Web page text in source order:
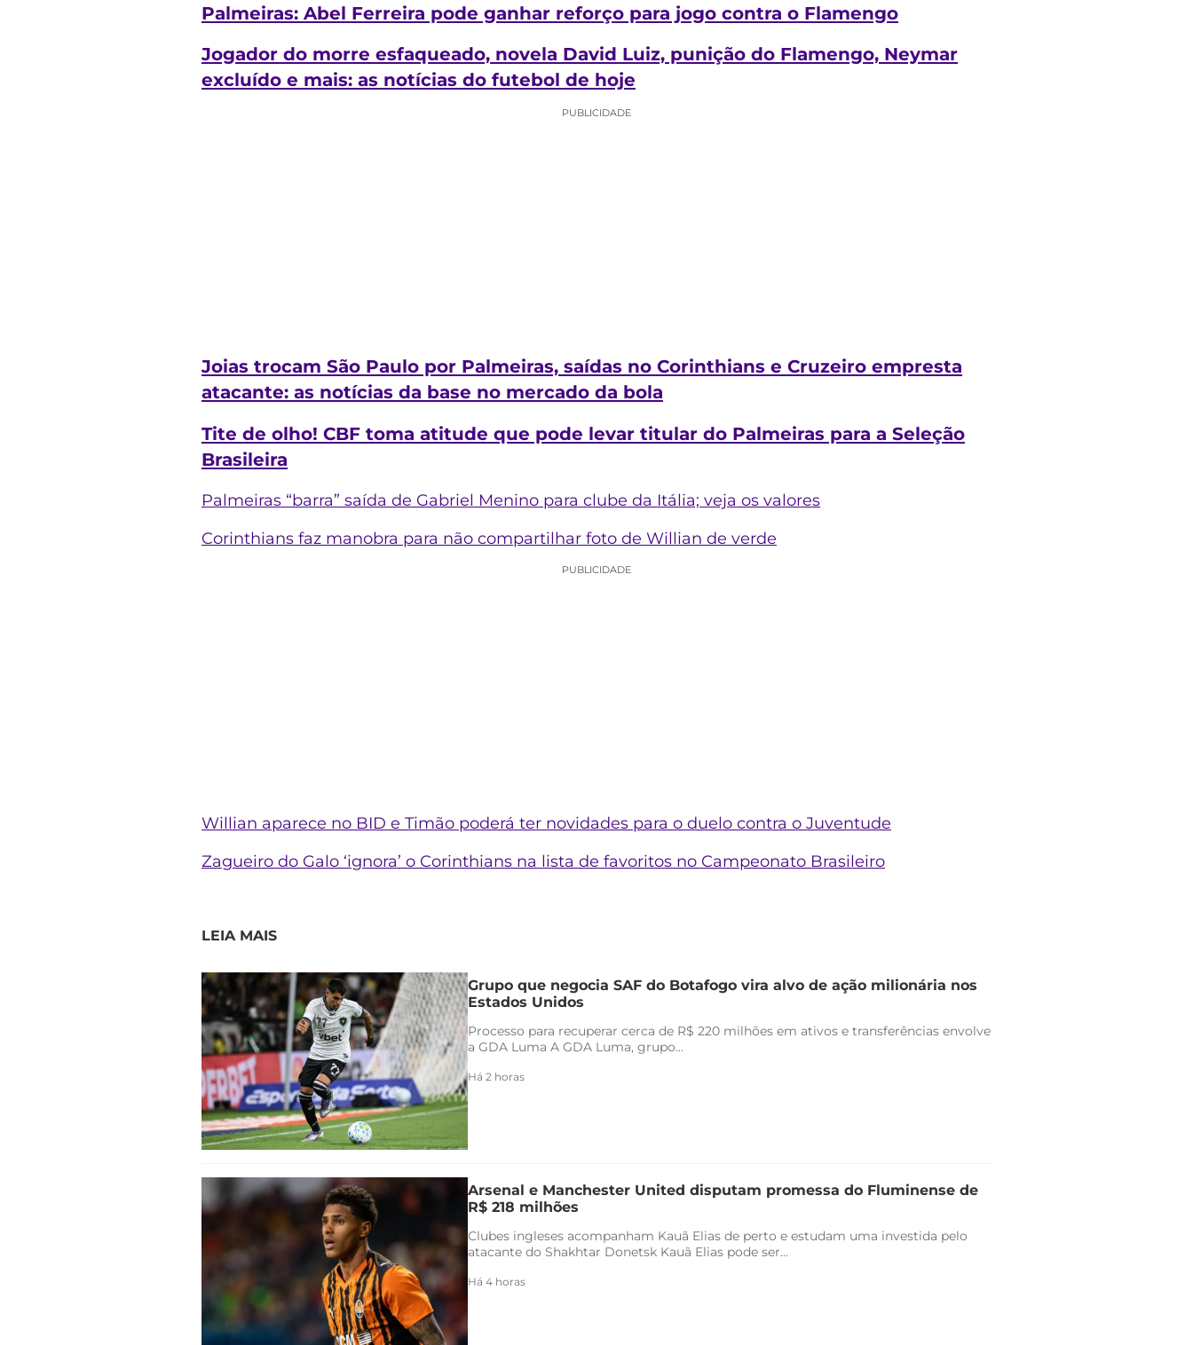
Palmeiras: Abel Ferreira pode ganhar reforço para jogo contra o Flamengo
Jogador do morre esfaqueado, novela David Luiz, punição do Flamengo, Neymar
excluído e mais: as notícias do futebol de hoje
PUBLICIDADE
Joias trocam São Paulo por Palmeiras, saídas no Corinthians e Cruzeiro empresta
atacante: as notícias da base no mercado da bola
Tite de olho! CBF toma atitude que pode levar titular do Palmeiras para a Seleção
Brasileira
Palmeiras “barra” saída de Gabriel Menino para clube da Itália; veja os valores
Corinthians faz manobra para não compartilhar foto de Willian de verde
PUBLICIDADE
Willian aparece no BID e Timão poderá ter novidades para o duelo contra o Juventude
Zagueiro do Galo ‘ignora’ o Corinthians na lista de favoritos no Campeonato Brasileiro
LEIA MAIS
Grupo que negocia SAF do Botafogo vira alvo de ação milionária nos
Estados Unidos
Processo para recuperar cerca de R$ 220 milhões em ativos e transferências envolve
a GDA Luma A GDA Luma, grupo...
Há 2 horas
Arsenal e Manchester United disputam promessa do Fluminense de
R$ 218 milhões
Clubes ingleses acompanham Kauã Elias de perto e estudam uma investida pelo
atacante do Shakhtar Donetsk Kauã Elias pode ser...
Há 4 horas